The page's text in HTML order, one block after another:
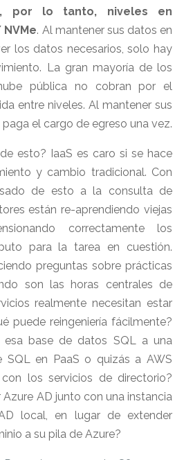
por lo tanto, niveles en
. Al mantener sus datos en
los datos necesarios, solo hay
La gran mayoría de los
pública no cobran por el
entre niveles. Al mantener sus
el cargo de egreso una vez.
esto? IaaS es caro si se hace
y cambio tradicional. Con
de esto a la consulta de
están re-aprendiendo viejas
correctamente los
para la tarea en cuestión.
preguntas sobre prácticas
son las horas centrales de
realmente necesitan estar
puede reingeniería fácilmente?
esa base de datos SQL a una
SQL en PaaS o quizás a AWS
con los servicios de directorio?
Azure AD junto con una instancia
local, en lugar de extender
a su pila de Azure?